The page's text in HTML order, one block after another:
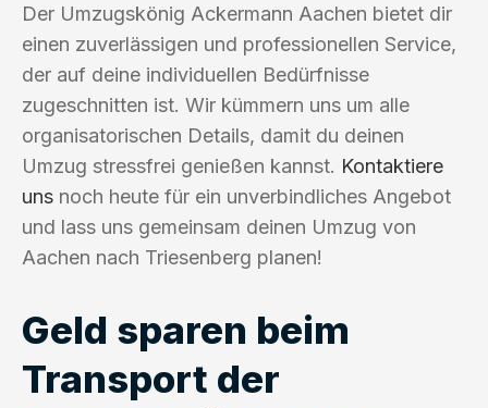
Der Umzugskönig Ackermann Aachen bietet dir
einen zuverlässigen und professionellen Service,
der auf deine individuellen Bedürfnisse
zugeschnitten ist. Wir kümmern uns um alle
organisatorischen Details, damit du deinen
Umzug stressfrei genießen kannst. Kontaktiere
uns noch heute für ein unverbindliches Angebot
und lass uns gemeinsam deinen Umzug von
Aachen nach Triesenberg planen!
Geld sparen beim
Transport der